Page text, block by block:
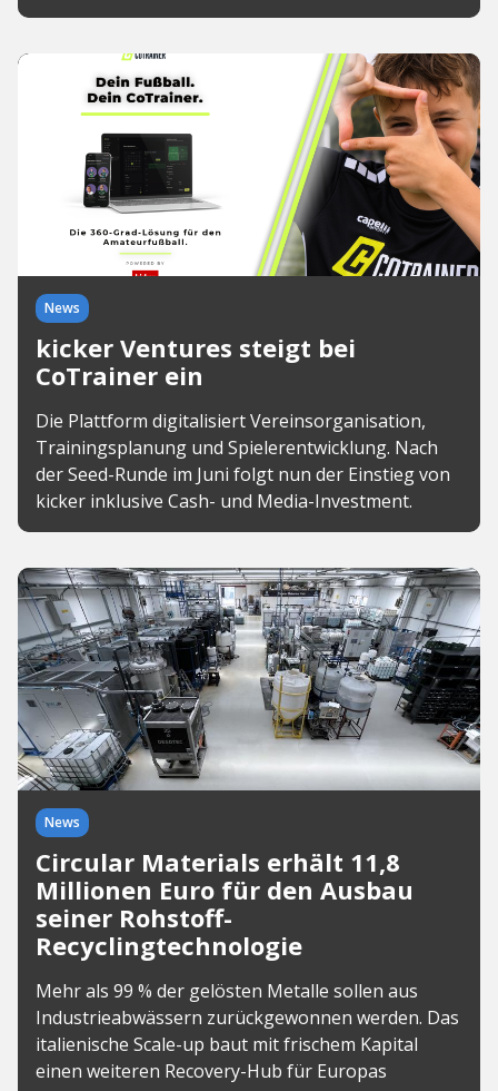
News
kicker Ventures steigt bei
CoTrainer ein
Die Plattform digitalisiert Vereinsorganisation,
Trainingsplanung und Spielerentwicklung. Nach
der Seed-Runde im Juni folgt nun der Einstieg von
kicker inklusive Cash- und Media-Investment.
News
Circular Materials erhält 11,8
Millionen Euro für den Ausbau
seiner Rohstoff-
Recyclingtechnologie
Mehr als 99 % der gelösten Metalle sollen aus
Industrieabwässern zurückgewonnen werden. Das
italienische Scale-up baut mit frischem Kapital
einen weiteren Recovery-Hub für Europas